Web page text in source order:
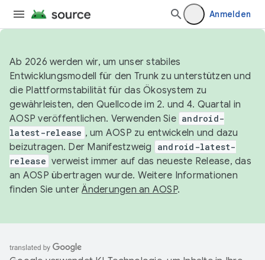
Anmelden
Ab 2026 werden wir, um unser stabiles
Entwicklungsmodell für den Trunk zu unterstützen und
die Plattformstabilität für das Ökosystem zu
gewährleisten, den Quellcode im 2. und 4. Quartal in
AOSP veröffentlichen. Verwenden Sie android-
latest-release , um AOSP zu entwickeln und dazu
beizutragen. Der Manifestzweig
android-latest-
release verweist immer auf das neueste Release, das
an AOSP übertragen wurde. Weitere Informationen
finden Sie unterÄnderungen an AOSP.